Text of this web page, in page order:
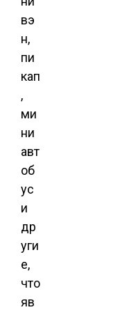
вэ
н,
пи
кап
,
ми
ни
авт
об
ус
и
др
уги
е,
что
яв